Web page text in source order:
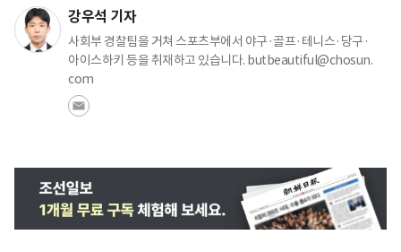
강우석 기자
사회부 경찰팀을 거쳐 스포츠부에서 야구·골프·테니스·당구·
아이스하키 등을 취재하고 있습니다. butbeautiful@chosun.
com